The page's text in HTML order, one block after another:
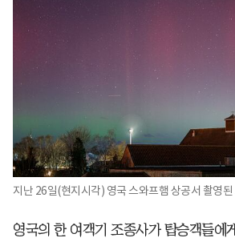
지난 26일(현지시각) 영국 스와프햄 상공서 촬영
영국의 한 여객기 조종사가 탑승객들에